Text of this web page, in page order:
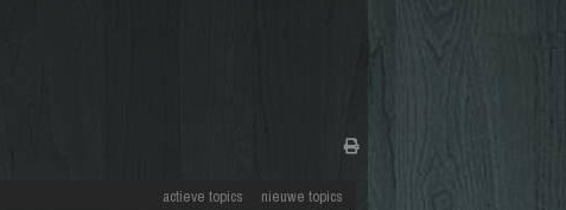
actieve topics nieuwe topics